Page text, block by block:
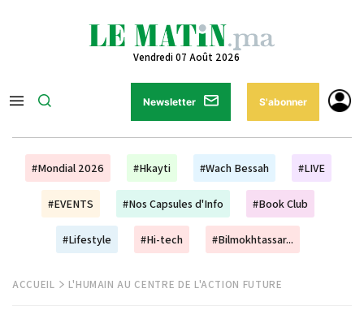
Vendredi 07 Août 2026
Newsletter S'abonner
#Mondial 2026 #Hkayti #Wach Bessah #LIVE
#EVENTS #Nos Capsules d'Info #Book Club
#Lifestyle #Hi-tech #Bilmokhtassar...
ACCUEIL L'HUMAIN AU CENTRE DE L'ACTION FUTURE